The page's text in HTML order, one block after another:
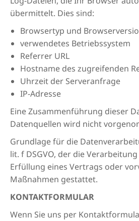
übermittelt. Dies sind:
Browsertyp und
verwendetes Betriebssystem
Referrer URL
Hostname des zugreifenden
Uhrzeit der Serveranfrage
IP-Adresse
Eine Zusammenführung dieser
Datenquellen wird nicht
Grundlage für die
lit. f DSGVO, der die
Erfüllung eines Vertrags oder
Maßnahmen gestattet.
KONTAKTFORMULAR
Wenn Sie uns per